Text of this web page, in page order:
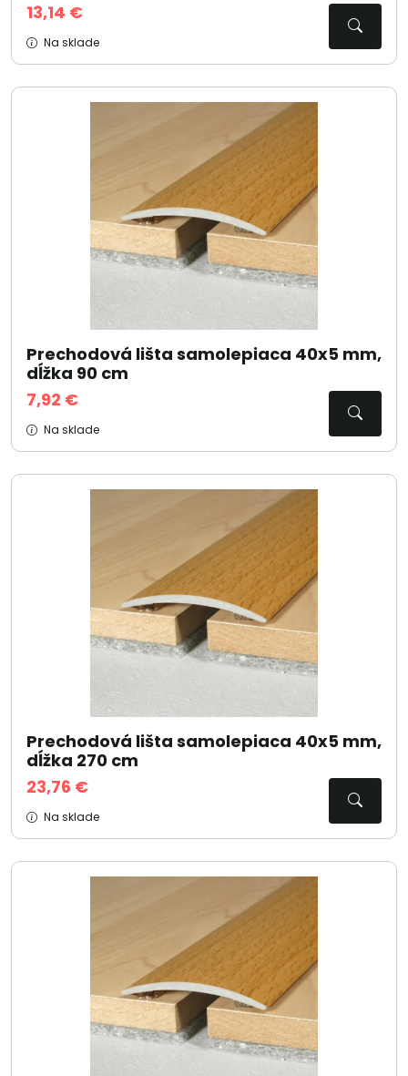
13,14 €
Na sklade
Prechodová lišta samolepiaca 40x5 mm,
dĺžka 90 cm
7,92 €
Na sklade
Prechodová lišta samolepiaca 40x5 mm,
dĺžka 270 cm
23,76 €
Na sklade